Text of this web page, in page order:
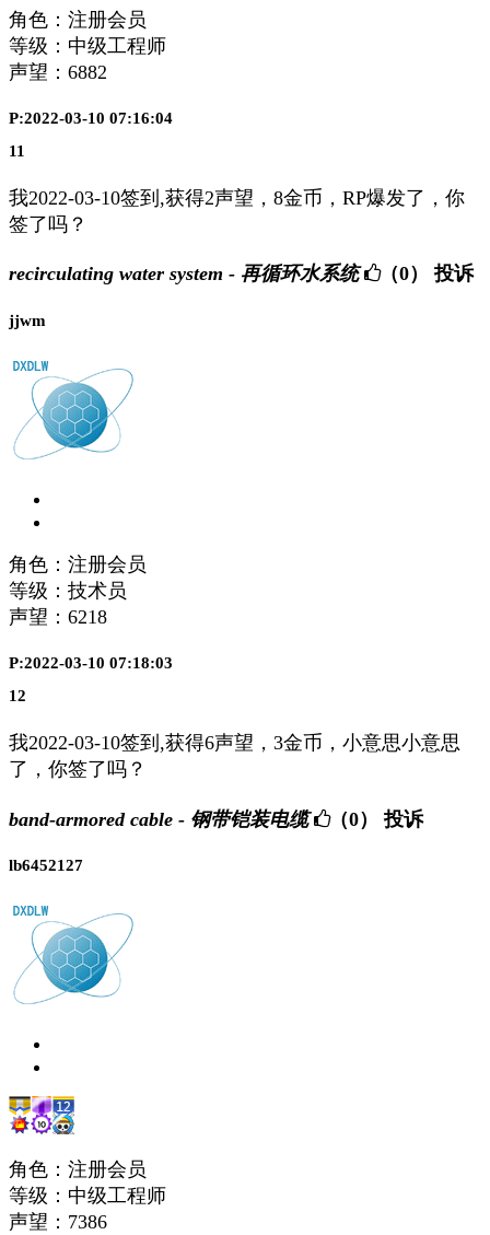
角色：注册会员
等级：中级工程师
声望： 6882
P:2022-03-10 07:16:04
11
我2022-03-10签到,获得2声望，8金币，RP爆发了，你
签了吗？
recirculating water system - 再循环水系统 （0） 投诉
jjwm
角色：注册会员
等级：技术员
声望： 6218
P:2022-03-10 07:18:03
12
我2022-03-10签到,获得6声望，3金币，小意思小意思
了，你签了吗？
band-armored cable - 钢带铠装电缆 （0） 投诉
lb6452127
角色：注册会员
等级：中级工程师
声望： 7386